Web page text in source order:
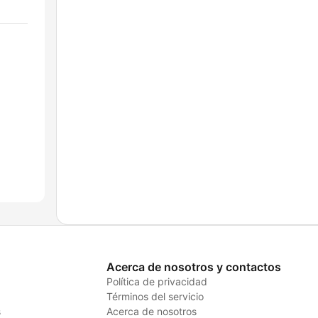
Acerca de nosotros y contactos
Política de privacidad
Términos del servicio
Acerca de nosotros